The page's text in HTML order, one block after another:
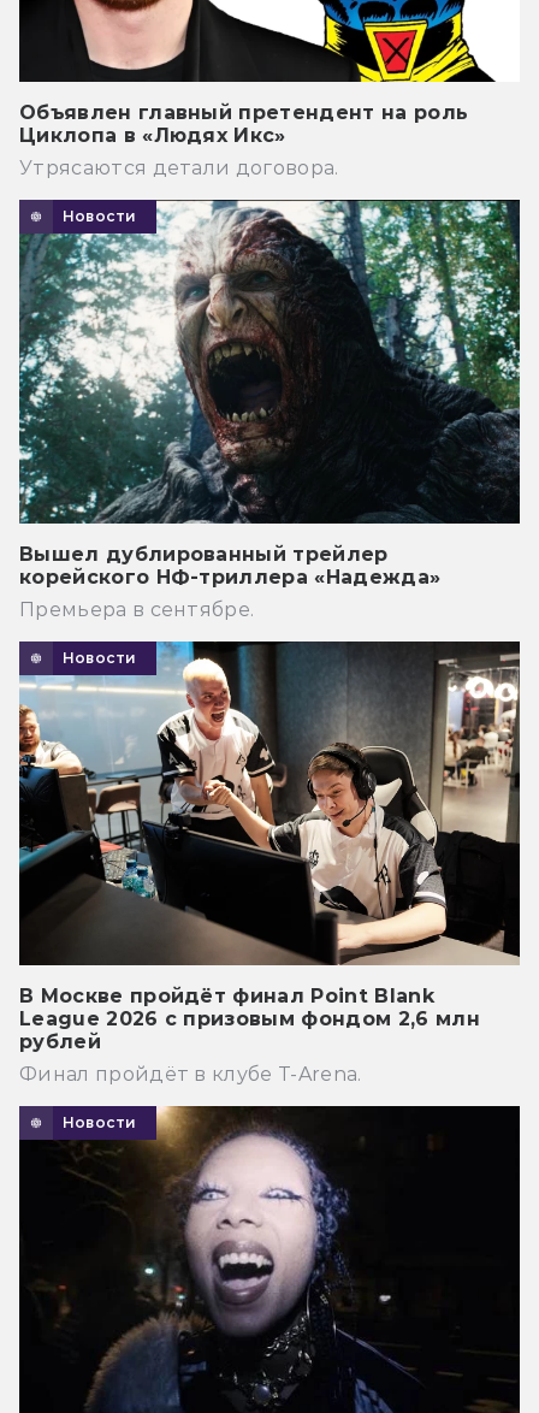
Объявлен главный претендент на роль
Циклопа в «Людях Икс»
Утрясаются детали договора.
Новости
Вышел дублированный трейлер
корейского НФ-триллера «Надежда»
Премьера в сентябре.
Новости
В Москве пройдёт финал Point Blank
League 2026 с призовым фондом 2,6 млн
рублей
Финал пройдёт в клубе T-Arena.
Новости